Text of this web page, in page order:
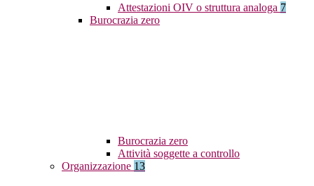
Attestazioni OIV o struttura analoga 7
Burocrazia zero
Burocrazia zero
Attività soggette a controllo
Organizzazione 13